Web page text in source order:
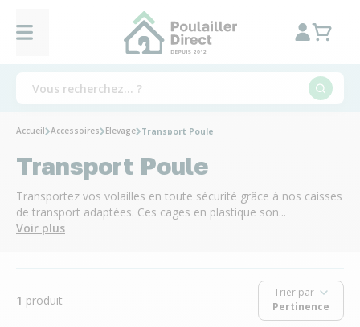
Accueil Accessoires Elevage Transport Poule
Transport Poule
Transportez vos volailles en toute sécurité grâce à nos caisses
de transport adaptées. Ces cages en plastique son...
Voir plus
1 produit
Trier par